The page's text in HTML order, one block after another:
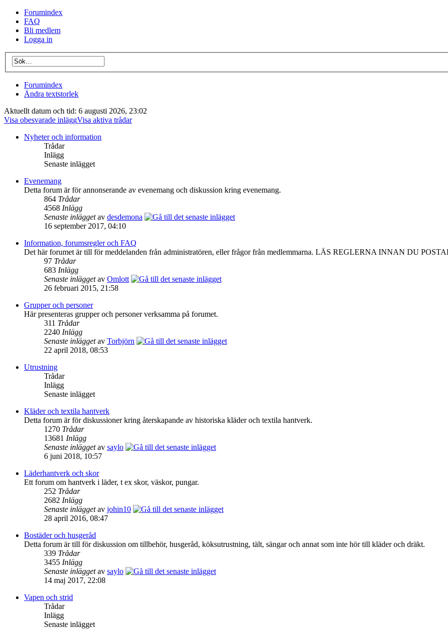
Forumindex
FAQ
Bli medlem
Logga in
Forumindex
Ändra textstorlek
Aktuellt datum och tid: 6 augusti 2026, 23:02
Visa obesvarade inläggVisa aktiva trådar
Nyheter och information
Trådar
Inlägg
Senaste inlägget
Evenemang
Detta forum är för annonserande av evenemang och diskussion kring evenemang.
864 Trådar
4568 Inlägg
Senaste inläggetav desdemona
16 september 2017, 04:10
Information, forumsregler och FAQ
Det här forumet är till för meddelanden från administratören, eller frågor från medlemmarna. LÄS REGLERNA INNAN DU
97 Trådar
683 Inlägg
Senaste inläggetav Omlott
26 februari 2015, 21:58
Grupper och personer
Här presenteras grupper och personer verksamma på forumet.
311 Trådar
2240 Inlägg
Senaste inläggetav Torbjörn
22 april 2018, 08:53
Utrustning
Trådar
Inlägg
Senaste inlägget
Kläder och textila hantverk
Detta forum är för diskussioner kring återskapande av historiska kläder och textila hantverk.
1270 Trådar
13681 Inlägg
Senaste inläggetav saylo
6 juni 2018, 10:57
Läderhantverk och skor
Ett forum om hantverk i läder, t ex skor, väskor, pungar.
252 Trådar
2682 Inlägg
Senaste inläggetav johin10
28 april 2016, 08:47
Bostäder och husgeråd
Detta forum är till för diskussion om tillbehör, husgeråd, köksutrustning, tält, sängar och annat som inte hör till kläder och dräkt.
339 Trådar
3455 Inlägg
Senaste inläggetav saylo
14 maj 2017, 22:08
Vapen och strid
Trådar
Inlägg
Senaste inlägget